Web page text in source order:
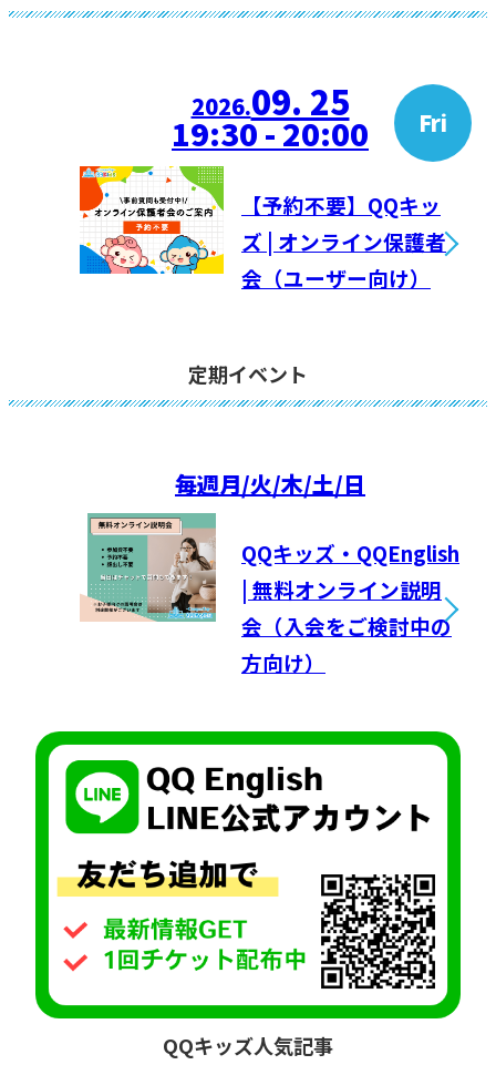
2026.09. 25 Fri
19:30 - 20:00
【予約不要】QQキッ
ズ | オンライン保護者
会（ユーザー向け）
定期イベント
毎週月/火/木/土/日
QQキッズ・QQEnglish
| 無料オンライン説明
会（入会をご検討中の
方向け）
QQキッズ人気記事